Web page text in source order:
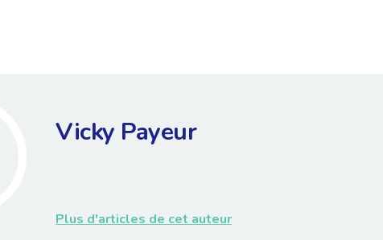
Vicky Payeur
Plus d'articles de cet auteur